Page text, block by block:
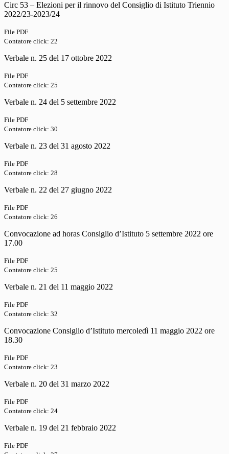
Circ 53 – Elezioni per il rinnovo del Consiglio di Istituto Triennio
2022/23-2023/24
File PDF
Contatore click: 22
Verbale n. 25 del 17 ottobre 2022
File PDF
Contatore click: 25
Verbale n. 24 del 5 settembre 2022
File PDF
Contatore click: 30
Verbale n. 23 del 31 agosto 2022
File PDF
Contatore click: 28
Verbale n. 22 del 27 giugno 2022
File PDF
Contatore click: 26
Convocazione ad horas Consiglio d’Istituto 5 settembre 2022 ore
17.00
File PDF
Contatore click: 25
Verbale n. 21 del 11 maggio 2022
File PDF
Contatore click: 32
Convocazione Consiglio d’Istituto mercoledì 11 maggio 2022 ore
18.30
File PDF
Contatore click: 23
Verbale n. 20 del 31 marzo 2022
File PDF
Contatore click: 24
Verbale n. 19 del 21 febbraio 2022
File PDF